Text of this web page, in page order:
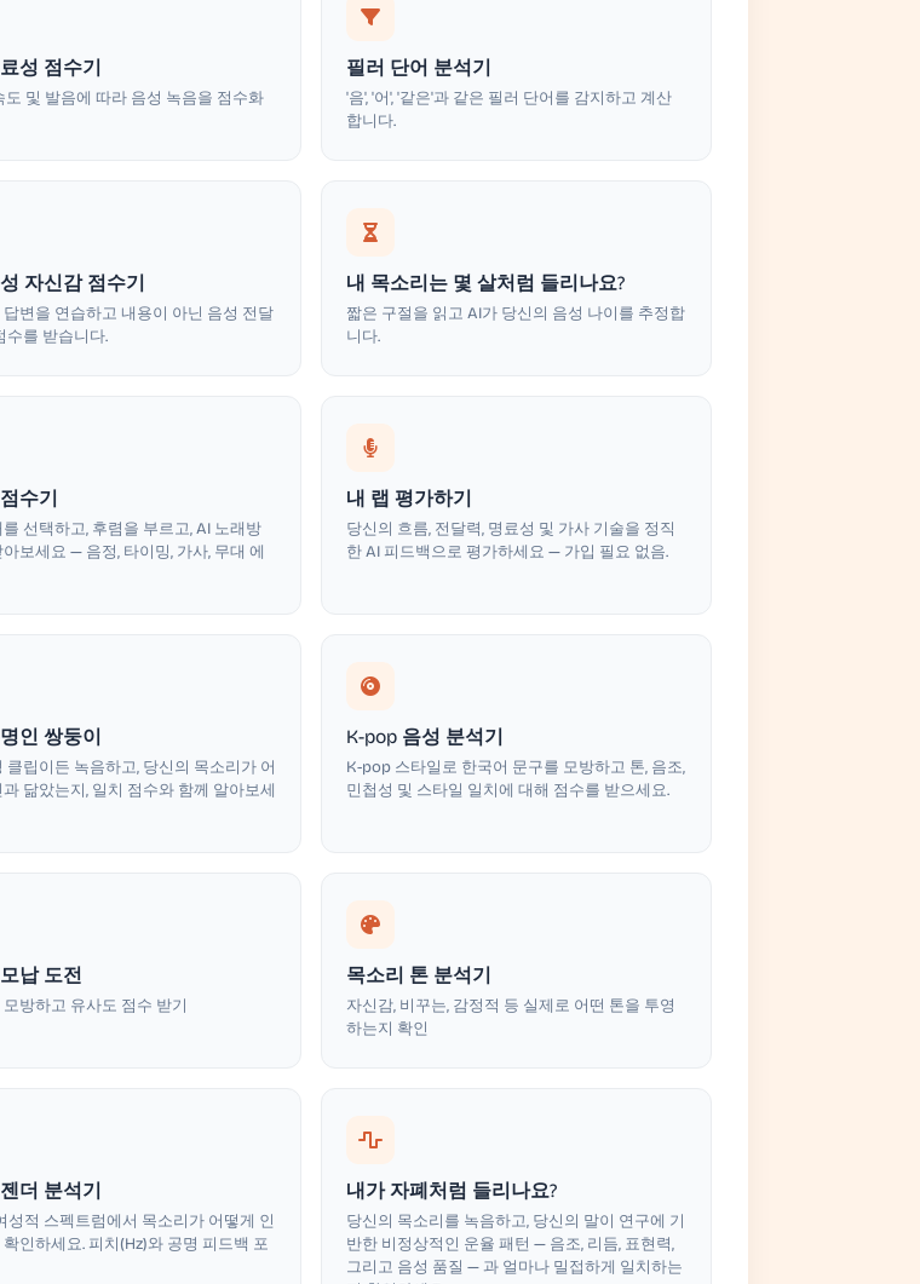
성 점수기
도 및 발음에 따라 음성 녹음을 점수화
필러 단어 분석기
'음', '어', '같은'과 같은 필러 단어를 감지하고 계산
합니다.
자신감 점수기
답변을 연습하고 내용이 아닌 음성 전달
수를 받습니다.
내 목소리는 몇 살처럼 들리나요?
짧은 구절을 읽고 AI가 당신의 음성 나이를 추정합
니다.
수기
선택하고, 후렴을 부르고, AI 노래방
보세요 — 음정, 타이밍, 가사, 무대 에
내 랩 평가하기
당신의 흐름, 전달력, 명료성 및 가사 기술을 정직
한 AI 피드백으로 평가하세요 — 가입 필요 없음.
인 쌍둥이
클립이든 녹음하고, 당신의 목소리가 어
닮았는지, 일치 점수와 함께 알아보세
K-pop 음성 분석기
K-pop 스타일로 한국어 문구를 모방하고 톤, 음조,
민첩성 및 스타일 일치에 대해 점수를 받으세요.
납 도전
방하고 유사도 점수 받기
목소리 톤 분석기
자신감, 비꾸는, 감정적 등 실제로 어떤 톤을 투영
하는지 확인
더 분석기
성적 스펙트럼에서 목소리가 어떻게 인
인하세요. 피치(Hz)와 공명 피드백 포
내가 자폐처럼 들리나요?
당신의 목소리를 녹음하고, 당신의 말이 연구에 기
반한 비정상적인 운율 패턴 — 음조, 리듬, 표현력,
그리고 음성 품질 — 과 얼마나 밀접하게 일치하는